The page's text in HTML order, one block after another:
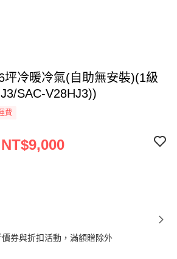
坪冷暖冷氣(自助無安裝)(1級
SAC-V28HJ3))
費
券與折扣活動，滿額贈除外